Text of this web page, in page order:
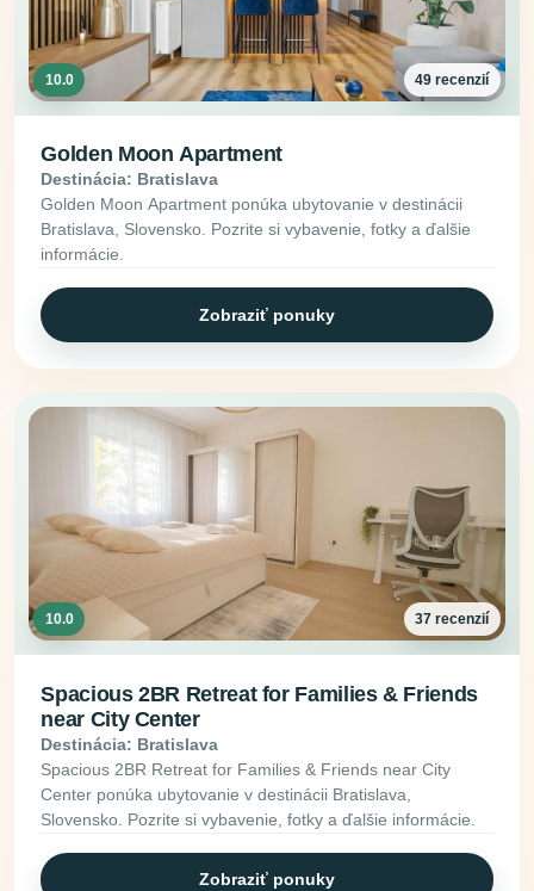
10.0 49 recenzií
Golden Moon Apartment
Destinácia: Bratislava
Golden Moon Apartment ponúka ubytovanie v destinácii
Bratislava, Slovensko. Pozrite si vybavenie, fotky a ďalšie
informácie.
Zobraziť ponuky
10.0 37 recenzií
Spacious 2BR Retreat for Families & Friends
near City Center
Destinácia: Bratislava
Spacious 2BR Retreat for Families & Friends near City
Center ponúka ubytovanie v destinácii Bratislava,
Slovensko. Pozrite si vybavenie, fotky a ďalšie informácie.
Zobraziť ponuky